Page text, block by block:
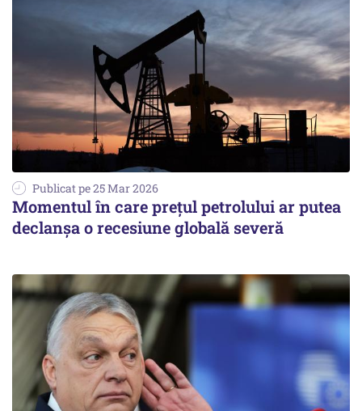
Publicat pe 25 Mar 2026
Momentul în care prețul petrolului ar putea
declanșa o recesiune globală severă